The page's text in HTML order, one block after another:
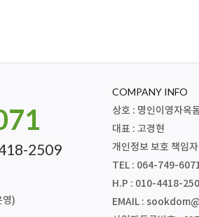
2509
영)
COMPANY INFO
상호 : 명인이영자옥
대표 : 고경현
개인정보 보호 책임
TEL : 064-749-
H.P : 010-4418-
EMAIL :